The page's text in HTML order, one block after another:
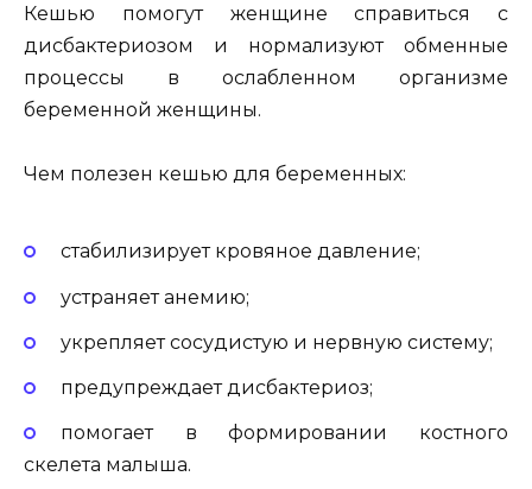
Кешью помогут женщине справиться с
дисбактериозом и нормализуют обменные
процессы в ослабленном организме
беременной женщины.
Чем полезен кешью для беременных:
стабилизирует кровяное давление;
устраняет анемию;
укрепляет сосудистую и нервную систему;
предупреждает дисбактериоз;
помогает в формировании костного
скелета малыша.